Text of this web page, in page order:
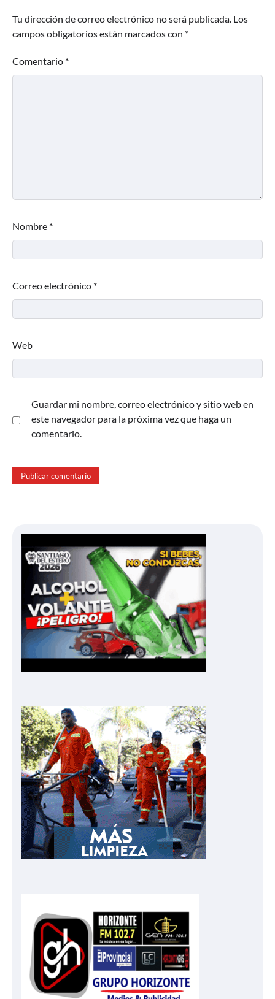
Tu dirección de correo electrónico no será publicada. Los
campos obligatorios están marcados con *
Comentario *
Nombre *
Correo electrónico *
Web
Guardar mi nombre, correo electrónico y sitio web en
este navegador para la próxima vez que haga un
comentario.